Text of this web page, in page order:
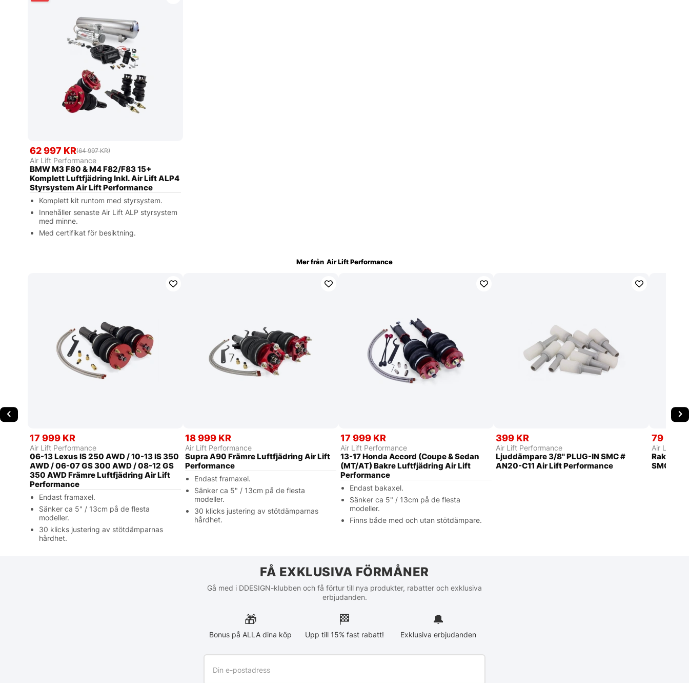
62 997 KR(64 997 KR)
Air Lift Performance
BMW M3 F80 & M4 F82/F83 15+
Komplett Luftfjädring Inkl. Air Lift ALP4
Styrsystem Air Lift Performance
Komplett kit runtom med styrsystem.
Innehåller senaste Air Lift ALP styrsystem
med minne.
Med certifikat för besiktning.
Mer från Air Lift Performance
17 999 KR
Air Lift Performance
06-13 Lexus IS 250 AWD / 10-13 IS 350
AWD / 06-07 GS 300 AWD / 08-12 GS
350 AWD Främre Luftfjädring Air Lift
Performance
Endast framaxel.
Sänker ca 5" / 13cm på de flesta
modeller.
30 klicks justering av stötdämparnas
hårdhet.
18 999 KR
Air Lift Performance
Supra A90 Främre Luftfjädring Air Lift
Performance
Endast framaxel.
Sänker ca 5" / 13cm på de flesta
modeller.
30 klicks justering av stötdämparnas
hårdhet.
17 999 KR
Air Lift Performance
13-17 Honda Accord (Coupe & Sedan
(MT/AT) Bakre Luftfjädring Air Lift
Performance
Endast bakaxel.
Sänker ca 5" / 13cm på de flesta
modeller.
Finns både med och utan stötdämpare.
399 KR
Air Lift Performance
Ljuddämpare 3/8'' PLUG-IN SMC #
AN20-C11 Air Lift Performance
79 KR
Air Lift
Rak Hona
SMC #
FÅ EXKLUSIVA FÖRMÅNER
Gå med i DDESIGN-klubben och få förtur till nya produkter, rabatter och exklusiva
erbjudanden.
🎁
Bonus på ALLA dina köp
🏁︎
Upp till 15% fast rabatt!
🔔
Exklusiva erbjudanden